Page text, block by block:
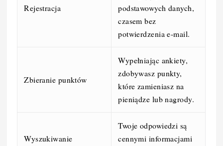
Rejestracja
podstawowych danych,
czasem bez
potwierdzenia e-mail.
Zbieranie punktów
Wypełniając ankiety,
zdobywasz punkty,
które zamieniasz na
pieniądze lub nagrody.
Wyszukiwanie
Twoje odpowiedzi są
cennymi informacjami